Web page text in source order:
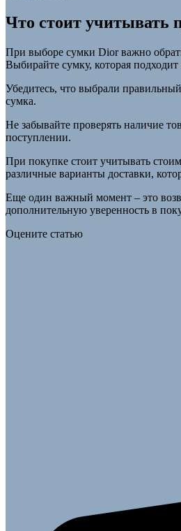
Что стоит учитывать
При выборе сумки Dior важно
Выбирайте сумку, которая
Убедитесь, что выбрали
сумка.
Не забывайте проверять наличие
поступлении.
При покупке стоит учитывать
различные варианты доставки,
Еще один важный момент – это
дополнительную уверенность в
Оцените статью